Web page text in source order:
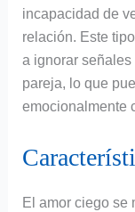
incapacidad de
relación. Este
a ignorar
pareja, lo que
emocionalmente
El amor ciego se